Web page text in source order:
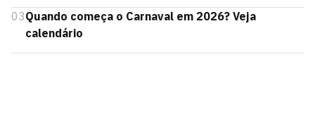
03Quando começa o Carnaval em 2026? Veja
calendário